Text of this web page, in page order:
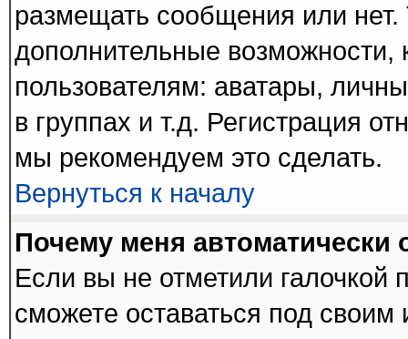
размещать сообщения или
дополнительные
пользователям: аватары,
в группах и т.д. Регистрация
мы рекомендуем это сделать.
Вернуться к началу
Почему меня автоматически
Если вы не отметили галочкой
сможете оставаться под